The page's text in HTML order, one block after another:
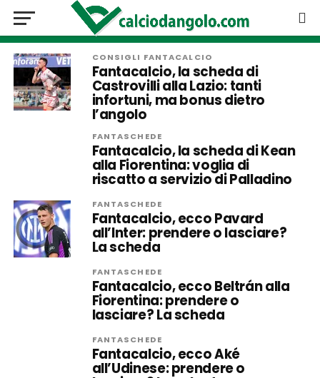
CONSIGLI FANTACALCIO
Fantacalcio, la scheda di
Castrovilli alla Lazio: tanti
infortuni, ma bonus dietro
l’angolo
FANTASCHEDE
Fantacalcio, la scheda di Kean
alla Fiorentina: voglia di
riscatto a servizio di Palladino
FANTASCHEDE
Fantacalcio, ecco Pavard
all’Inter: prendere o lasciare?
La scheda
FANTASCHEDE
Fantacalcio, ecco Beltrán alla
Fiorentina: prendere o
lasciare? La scheda
FANTASCHEDE
Fantacalcio, ecco Aké
all’Udinese: prendere o